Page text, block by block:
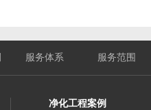
服务体系 服务范围
净化工程案例